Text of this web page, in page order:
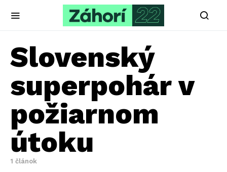
Slovenský
superpohár v
požiarnom
útoku
1 článok